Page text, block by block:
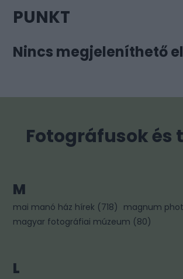
PUNKT
Nincs megjeleníthető
Fotográfusok és
M
mai manó ház hírek (718) magnum
magyar fotográfiai múzeum (80)
L